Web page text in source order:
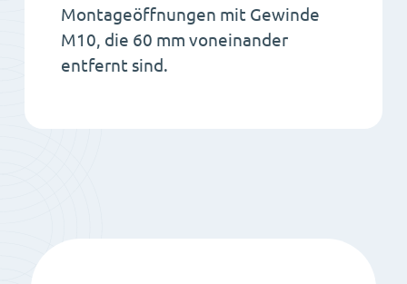
Montageöffnungen mit Gewinde
M10, die 60 mm voneinander
entfernt sind.